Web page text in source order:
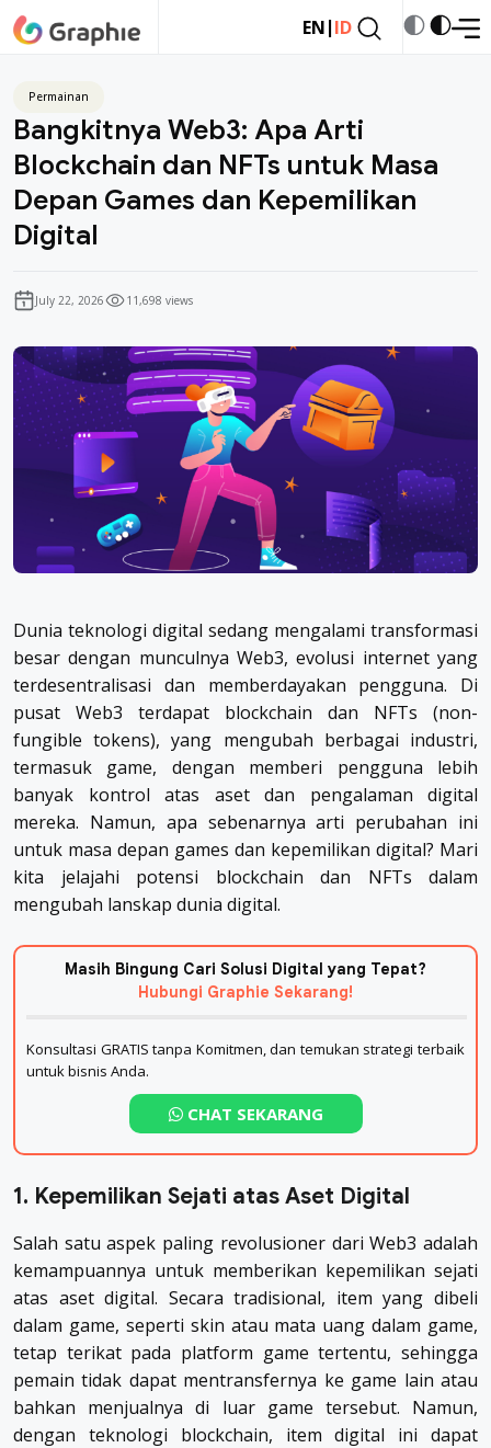
EN|ID
Permainan
Bangkitnya Web3: Apa Arti
Blockchain dan NFTs untuk Masa
Depan Games dan Kepemilikan
Digital
July 22, 2026 11,698 views
Dunia teknologi digital sedang mengalami transformasi
besar dengan munculnya Web3, evolusi internet yang
terdesentralisasi dan memberdayakan pengguna. Di
pusat Web3 terdapat blockchain dan NFTs (non-
fungible tokens), yang mengubah berbagai industri,
termasuk game, dengan memberi pengguna lebih
banyak kontrol atas aset dan pengalaman digital
mereka. Namun, apa sebenarnya arti perubahan ini
untuk masa depan games dan kepemilikan digital? Mari
kita jelajahi potensi blockchain dan NFTs dalam
mengubah lanskap dunia digital.
Masih Bingung Cari Solusi Digital yang Tepat?
Hubungi Graphie Sekarang!
Konsultasi GRATIS tanpa Komitmen, dan temukan strategi terbaik
untuk bisnis Anda.
CHAT SEKARANG
1. Kepemilikan Sejati atas Aset Digital
Salah satu aspek paling revolusioner dari Web3 adalah
kemampuannya untuk memberikan kepemilikan sejati
atas aset digital. Secara tradisional, item yang dibeli
dalam game, seperti skin atau mata uang dalam game,
tetap terikat pada platform game tertentu, sehingga
pemain tidak dapat mentransfernya ke game lain atau
bahkan menjualnya di luar game tersebut. Namun,
dengan teknologi blockchain, item digital ini dapat